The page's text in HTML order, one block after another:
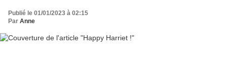
Publié le 01/01/2023 à 02:15
Par Anne